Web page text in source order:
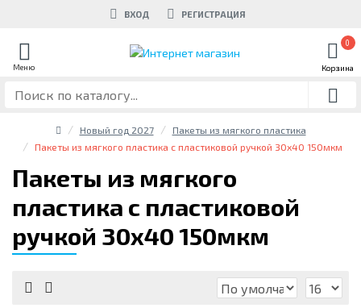
ВХОД РЕГИСТРАЦИЯ
0
Новый год 2027
Пакеты из мягкого пластика
Пакеты из мягкого пластика с пластиковой ручкой 30х40 150мкм
Пакеты из мягкого
пластика с пластиковой
ручкой 30х40 150мкм